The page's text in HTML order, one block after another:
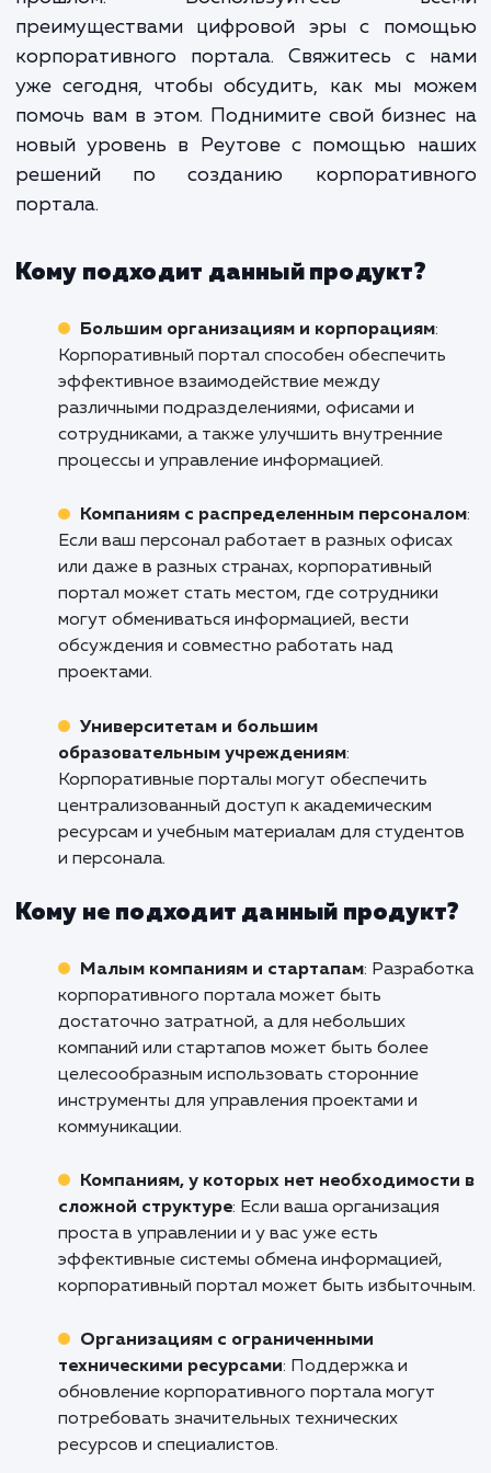
место для
взаимодействия и
Более того, он поможет вам
свою корпоративную
улучшить коммуникации и
уровень
Не допускайте, чтобы ваш бизнес
прошлом. Воспользуйтесь
преимуществами цифровой эры с
уже сегодня, чтобы обсудить, как мы
помочь вам в этом. Поднимите свой
новый уровень в Реутове с помощью
решений по созданию
портала.
Кому подходит данный продукт?
Большим организациям и корпорациям
Корпоративный портал способен
эффективное взаимодействие между
сотрудниками, а также улучшить внутренние
Компаниям с распределенным
Если ваш персонал работает в разных
или даже в разных странах, корпоративный
портал может стать местом, где сотрудники
могут обмениваться информацией, вести
проектами.
Университетам и большим
образовательным учреждениям
Корпоративные порталы могут обеспечить
централизованный доступ к академическим
ресурсам и учебным материалам для
и персонала.
Кому не подходит данный